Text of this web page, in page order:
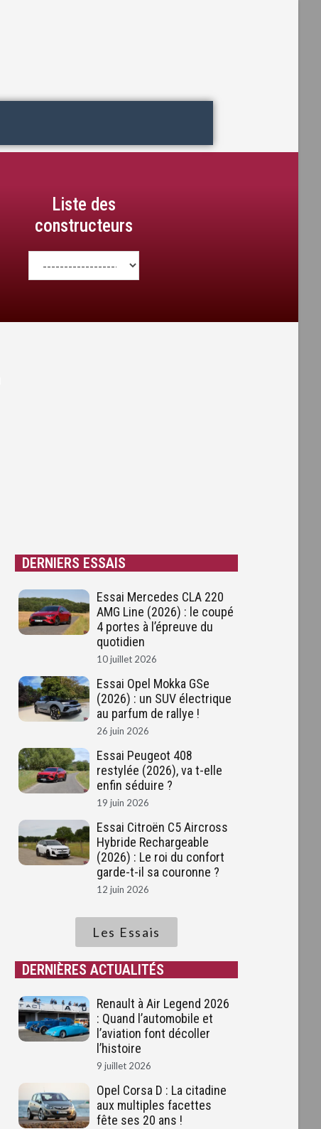
Liste des
constructeurs
DERNIERS ESSAIS
Essai Mercedes CLA 220
AMG Line (2026) : le coupé
4 portes à l’épreuve du
quotidien
10 juillet 2026
Essai Opel Mokka GSe
(2026) : un SUV électrique
au parfum de rallye !
26 juin 2026
Essai Peugeot 408
restylée (2026), va t-elle
enfin séduire ?
19 juin 2026
Essai Citroën C5 Aircross
Hybride Rechargeable
(2026) : Le roi du confort
garde-t-il sa couronne ?
12 juin 2026
Les Essais
DERNIÈRES ACTUALITÉS
Renault à Air Legend 2026
: Quand l’automobile et
l’aviation font décoller
l’histoire
9 juillet 2026
Opel Corsa D : La citadine
aux multiples facettes
fête ses 20 ans !